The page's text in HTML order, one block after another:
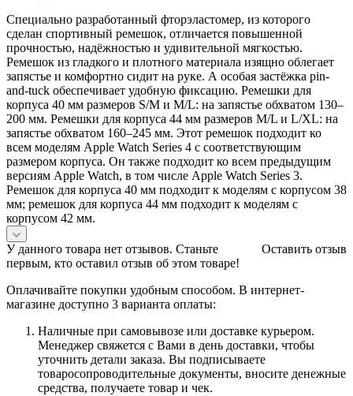
Специально разработанный фторэластомер, из которого
сделан спортивный ремешок, отличается повышенной
прочностью, надёжностью и удивительной мягкостью.
Ремешок из гладкого и плотного материала изящно облегает
запястье и комфортно сидит на руке. А особая застёжка pin-
and-tuck обеспечивает удобную фиксацию. Ремешки для
корпуса 40 мм размеров S/M и M/L: на запястье обхватом 130–
200 мм. Ремешки для корпуса 44 мм размеров M/L и L/XL: на
запястье обхватом 160–245 мм. Этот ремешок подходит ко
всем моделям Apple Watch Series 4 с соответствующим
размером корпуса. Он также подходит ко всем предыдущим
версиям Apple Watch, в том числе Apple Watch Series 3.
Ремешок для корпуса 40 мм подходит к моделям с корпусом 38
мм; ремешок для корпуса 44 мм подходит к моделям с
корпусом 42 мм.
Оставить отзыв
У данного товара нет отзывов. Станьте
первым, кто оставил отзыв об этом товаре!
Оплачивайте покупки удобным способом. В интернет-
магазине доступно 3 варианта оплаты:
Наличные при самовывозе или доставке курьером.
Менеджер свяжется с Вами в день доставки, чтобы
уточнить детали заказа. Вы подписываете
товаросопроводительные документы, вносите денежные
средства, получаете товар и чек.